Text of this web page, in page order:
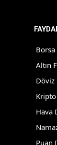
Altın
Döviz
Kripto
Hava
Puan